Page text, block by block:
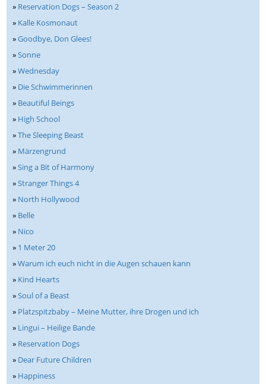
» Reservation Dogs – Season 2
» Kalle Kosmonaut
»Goodbye, Don Glees!
»Sonne
»Wednesday
» Die Schwimmerinnen
» Beautiful Beings
» High School
»The Sleeping Beast
» Märzengrund
»Sing a Bit of Harmony
»Stranger Things 4
» North Hollywood
» Belle
» Nico
» 1 Meter 20
»Warum ich euch nicht in die Augen schauen kann
» Kind Hearts
»Soul of a Beast
» Platzspitzbaby – Meine Mutter, ihre Drogen und ich
» Lingui – Heilige Bande
» Reservation Dogs
» Dear Future Children
» Happiness